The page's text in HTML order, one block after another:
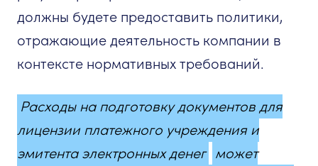
должны будете предоставить политики,
отражающие деятельность компании в
контексте нормативных требований.
Расходы на подготовку документов для
лицензии платежного учреждения и
эмитента электронных денег может